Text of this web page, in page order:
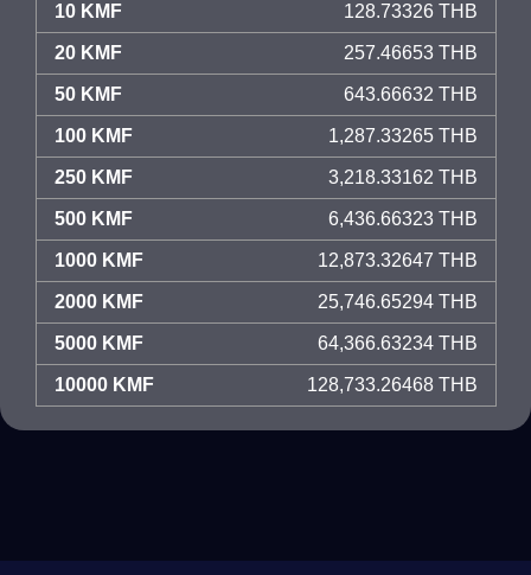
10 KMF 128.73326 THB
20 KMF 257.46653 THB
50 KMF 643.66632 THB
100 KMF 1,287.33265 THB
250 KMF 3,218.33162 THB
500 KMF 6,436.66323 THB
1000 KMF 12,873.32647 THB
2000 KMF 25,746.65294 THB
5000 KMF 64,366.63234 THB
10000 KMF 128,733.26468 THB